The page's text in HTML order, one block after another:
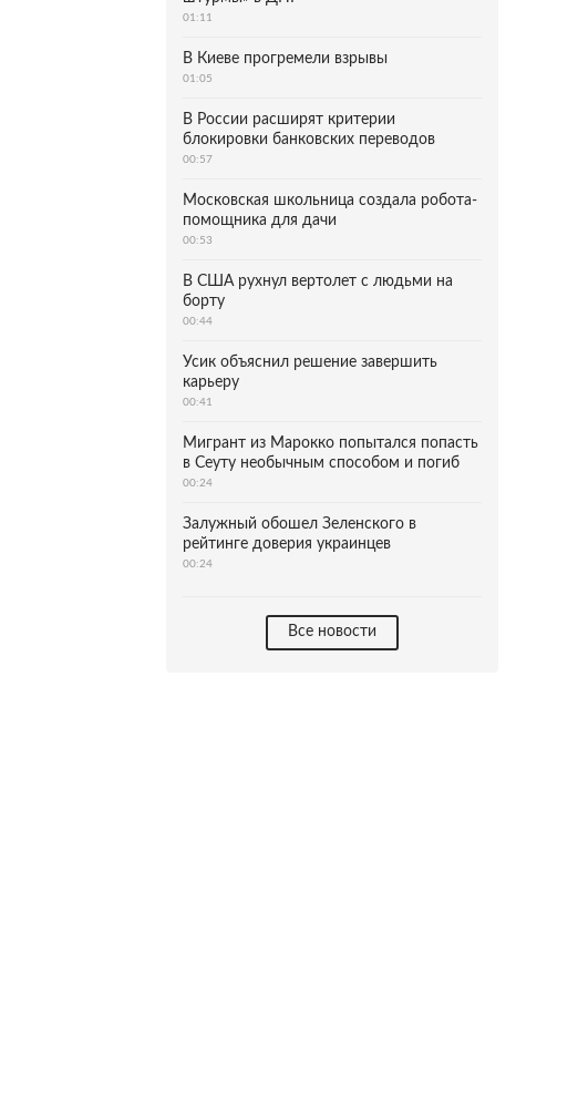
01:11
В Киеве прогремели взрывы
01:05
В России расширят критерии
блокировки банковских переводов
00:57
Московская школьница создала робота-
помощника для дачи
00:53
В США рухнул вертолет с людьми на
борту
00:44
Усик объяснил решение завершить
карьеру
00:41
Мигрант из Марокко попытался попасть
в Сеуту необычным способом и погиб
00:24
Залужный обошел Зеленского в
рейтинге доверия украинцев
00:24
Все новости